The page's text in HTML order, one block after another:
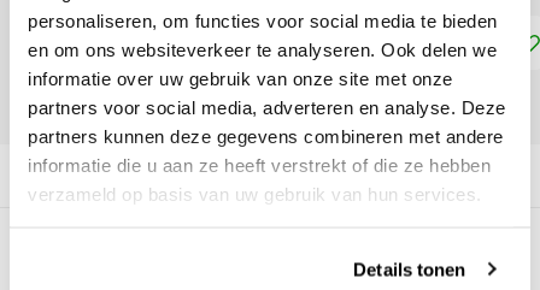
personaliseren, om functies voor social media te bieden
en om ons websiteverkeer te analyseren. Ook delen we
informatie over uw gebruik van onze site met onze
partners voor social media, adverteren en analyse. Deze
partners kunnen deze gegevens combineren met andere
informatie die u aan ze heeft verstrekt of die ze hebben
verzameld op basis van uw gebruik van hun services.
Details tonen
Toevoegen aan winkelwagen
DELEN:
Productomschrijving